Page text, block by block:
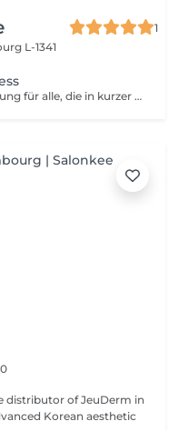
1
L-1341
Eine erfrischende Gesichtsbehandlung für alle, die in kurzer Zeit sichtbare Ergebnisse erzielen möchten. Reinigung, Peeling und gezielte Pflege sorgen für ein frisches, strahlendes und gepflegtes Hautbild. Auf Wunsch kann eine sanfte lymphatische Gesichtsdrainage integriert werden.
distributor of JeuDerm in
Korean aesthetic